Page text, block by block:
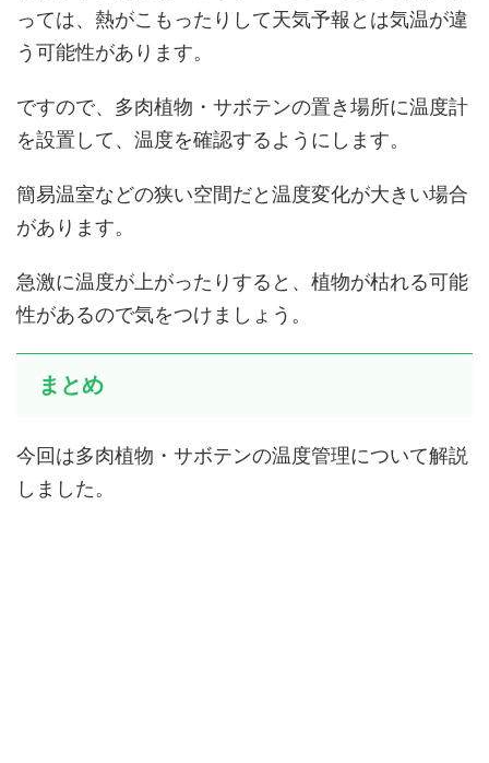
っては、熱がこもったりして天気予報とは気温が違
う可能性があります。
ですので、多肉植物・サボテンの置き場所に温度計
を設置して、温度を確認するようにします。
簡易温室などの狭い空間だと温度変化が大きい場合
があります。
急激に温度が上がったりすると、植物が枯れる可能
性があるので気をつけましょう。
まとめ
今回は多肉植物・サボテンの温度管理について解説
しました。